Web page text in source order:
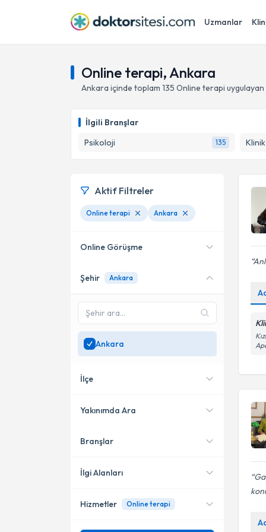
Uzmanlar
Online terapi, Ankara
Ankara içinde toplam 135 Online terapi
İlgili Branşlar
Psikoloji
135
Aktif Filtreler
Online terapi Ankara
Online Görüşme
Online danışmanlık sunan
SadeceAnkara
uzman ara
Şehir Ankara
Ankara
İlçe
Çankaya
Etimesgut
Yakınımda Ara
Konumuma yakın uzmanları
Branşlar
Psikoloji
İlgi Alanları
Hizmetler Online terapi